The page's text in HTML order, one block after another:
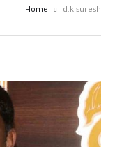
Home d.k.suresh